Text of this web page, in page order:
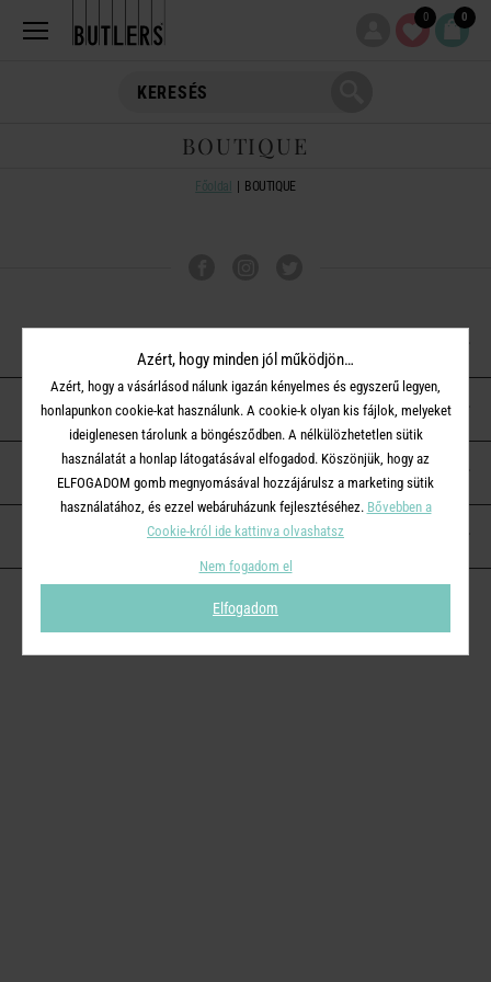
0 0
BOUTIQUE
Főoldal BOUTIQUE
ÜGYFÉLSZOLGÁLAT
A BUTLERS-RŐL
KAPCSOLAT
Azért, hogy minden jól működjön…
Azért, hogy a vásárlásod nálunk igazán kényelmes és egyszerű legyen,
honlapunkon cookie-kat használunk. A cookie-k olyan kis fájlok, melyeket
ideiglenesen tárolunk a böngésződben. A nélkülözhetetlen sütik
használatát a honlap látogatásával elfogadod. Köszönjük, hogy az
ELFOGADOM gomb megnyomásával hozzájárulsz a marketing sütik
használatához, és ezzel webáruházunk fejlesztéséhez. Bővebben a
Cookie-król ide kattinva olvashatsz
Nem fogadom el
Elfogadom